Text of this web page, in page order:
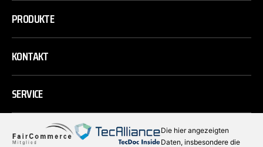
PRODUKTE
KONTAKT
SERVICE
Die hier angezeigten
Daten, insbesondere die